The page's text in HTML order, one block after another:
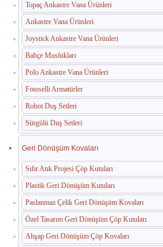
Fotoselli Kağıt Havluluklar
Sabunluklar
Otel Ekipmanları
Umumi Wc ve Banyo Ekipmanları
Havuz Duş Kulesi & Sahil Duş Kulesi
Açık Alan Su Çeşmesi(Sebil)
Medikal Ekipmanlar
Paslanmaz Havuz Ekipmanları
🛒 TEKLIF SEPETIM
İLETIŞIM
Topaç Ankastre Vana Ürünleri
Ankastre Vana Ürünleri
Joystick Ankastre Vana Ürünleri
Bahçe Muslukları
Polo Ankastre Vana Ürünleri
Fotoselli Armatürler
Robot Duş Setleri
Sürgülü Duş Setleri
Geri Dönüşüm Kovaları
Sıfır Atık Projesi Çöp Kutuları
Plastik Geri Dönüşüm Kutuları
Paslanmaz Çelik Geri Dönüşüm Kovaları
Özel Tasarım Geri Dönüşüm Çöp Kutuları
Ahşap Geri Dönüşüm Çöp Kovaları